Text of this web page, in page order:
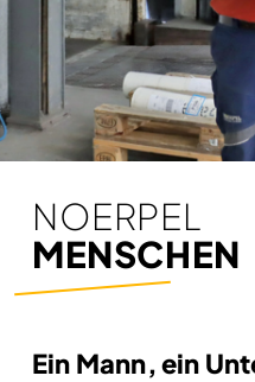
NOERPEL
MENSCHEN
Ein Mann, ein